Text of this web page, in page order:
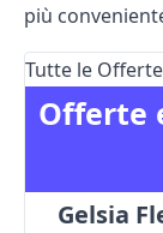
più
Tutte le
Offerte
Gelsia